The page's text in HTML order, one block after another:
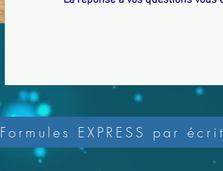
Formules EXPRESS par écrit